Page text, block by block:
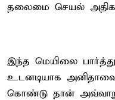
தலைமை செயல்
இந்த மெயிலை
உடனடியாக
கொண்டு தான் அவ்வாறு